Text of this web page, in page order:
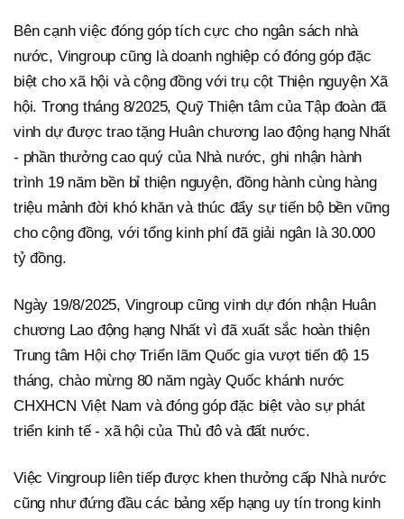
Bên cạnh việc đóng góp tích cực cho ngân sách nhà
nước, Vingroup cũng là doanh nghiệp có đóng góp đặc
biệt cho xã hội và cộng đồng với trụ cột Thiện nguyện Xã
hội. Trong tháng 8/2025, Quỹ Thiện tâm của Tập đoàn đã
vinh dự được trao tặng Huân chương lao động hạng Nhất
- phần thưởng cao quý của Nhà nước, ghi nhận hành
trình 19 năm bền bỉ thiện nguyện, đồng hành cùng hàng
triệu mảnh đời khó khăn và thúc đẩy sự tiến bộ bền vững
cho cộng đồng, với tổng kinh phí đã giải ngân là 30.000
tỷ đồng.
Ngày 19/8/2025, Vingroup cũng vinh dự đón nhận Huân
chương Lao động hạng Nhất vì đã xuất sắc hoàn thiện
Trung tâm Hội chợ Triển lãm Quốc gia vượt tiến độ 15
tháng, chào mừng 80 năm ngày Quốc khánh nước
CHXHCN Việt Nam và đóng góp đặc biệt vào sự phát
triển kinh tế - xã hội của Thủ đô và đất nước.
Việc Vingroup liên tiếp được khen thưởng cấp Nhà nước
cũng như đứng đầu các bảng xếp hạng uy tín trong kinh